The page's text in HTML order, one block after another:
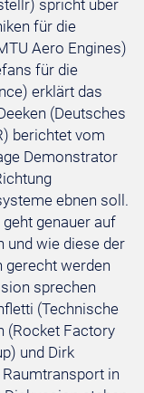
spricht über
für die
Aero Engines)
für die
erklärt das
(Deutsches
berichtet vom
Demonstrator
ebnen soll.
genauer auf
und wie diese der
gerecht werden
sprechen
(Technische
(Rocket Factory
und Dirk
in